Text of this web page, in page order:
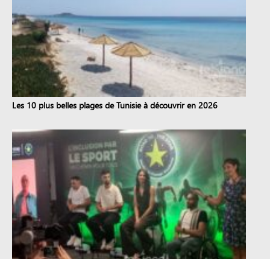
Les 10 plus belles plages de Tunisie à découvrir en 2026